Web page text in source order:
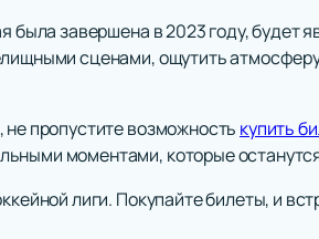
завершена в 2023 году, будет
сценами, ощутить
пропустите возможность купить
моментами, которые
лиги. Покупайте билеты, и